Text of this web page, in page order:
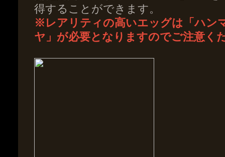
得することができます。
※レアリティの高いエッグは「ハン
ヤ」が必要となりますのでご注意く